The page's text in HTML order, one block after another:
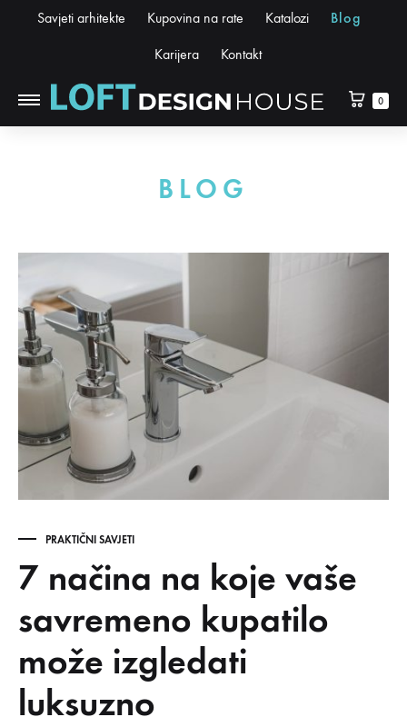
Savjeti arhitekte Kupovina na rate Katalozi Blog
Karijera Kontakt
0
BLOG
PRAKTIČNI SAVJETI
7 načina na koje vaše
savremeno kupatilo
može izgledati
luksuzno